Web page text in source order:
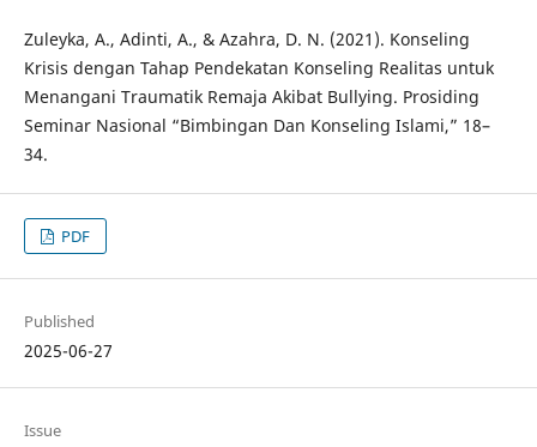
Zuleyka, A., Adinti, A., & Azahra, D. N. (2021). Konseling
Krisis dengan Tahap Pendekatan Konseling Realitas untuk
Menangani Traumatik Remaja Akibat Bullying. Prosiding
Seminar Nasional “Bimbingan Dan Konseling Islami,” 18–
34.
PDF
Published
2025-06-27
Issue